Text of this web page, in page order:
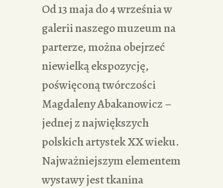
Od 13 maja do 4 września w
galerii naszego muzeum na
parterze, można obejrzeć
niewielką ekspozycję,
poświęconą twórczości
Magdaleny Abakanowicz –
jednej z największych
polskich artystek XX wieku.
Najważniejszym elementem
wystawy jest tkanina